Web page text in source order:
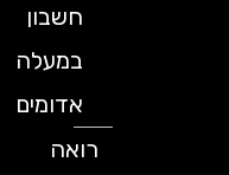
חשבון
במעלה
אדומים
רואה